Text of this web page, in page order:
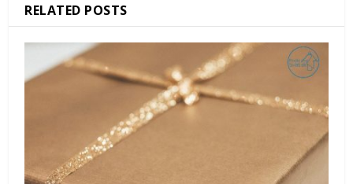
RELATED POSTS